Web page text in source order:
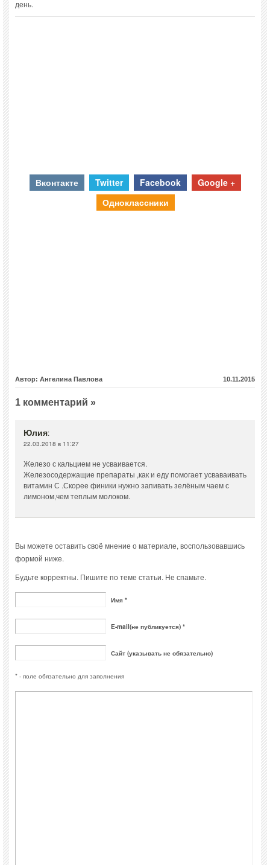
день.
Вконтакте Twitter Facebook
Google +
Одноклассники
Автор: Ангелина Павлова 10.11.2015
1 комментарий »
Юлия:
22.03.2018 в 11:27
Железо с кальцием не усваивается.
Железосодержащие препараты ,как и еду помогает усваваивать
витамин С .Скорее финики нужно запивать зелёным чаем с
лимоном,чем теплым молоком.
Вы можете оставить своё мнение о материале, воспользовавшись
формой ниже.
Будьте корректны. Пишите по теме статьи. Не спамьте.
Имя *
E-mail(не публикуется) *
Сайт (указывать не обязательно)
* - поле обязательно для заполнения